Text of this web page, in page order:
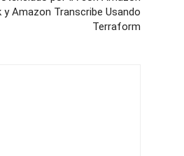
y Amazon Transcribe Usando
Terraform